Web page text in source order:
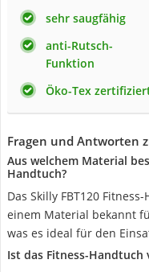
sehr saugfähig
anti-Rutsch-
Funktion
Öko-Tex
Fragen und Antworten
Aus welchem Material
Handtuch?
Das Skilly FBT120
einem Material bekannt
was es ideal für den
Ist das Fitness-